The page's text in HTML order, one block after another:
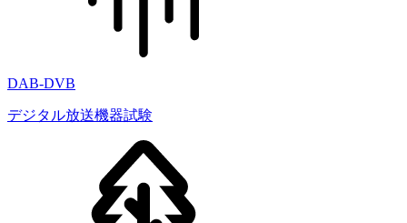
DAB-DVB
デジタル放送機器試験